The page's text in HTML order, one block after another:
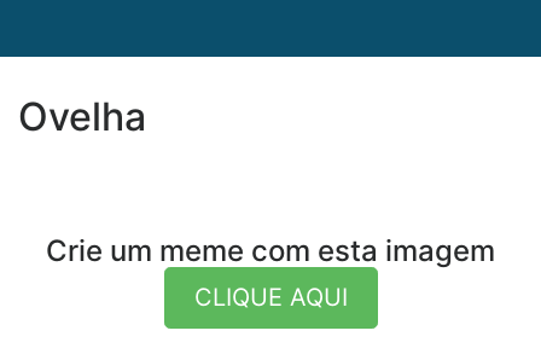
Ovelha
Crie um meme com esta imagem
CLIQUE AQUI